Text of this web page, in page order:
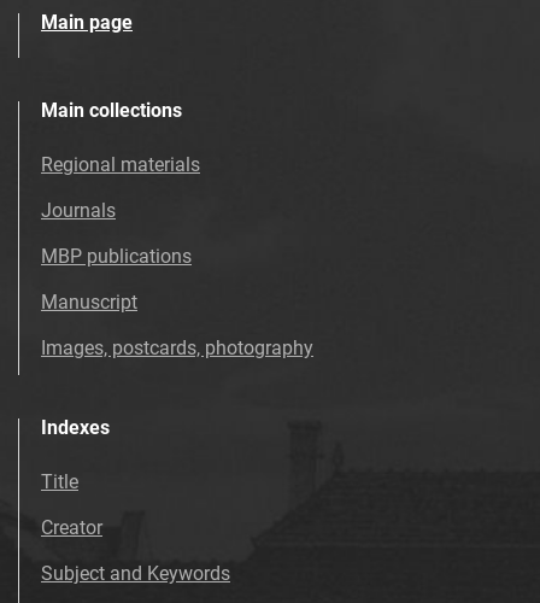
Main page
Main collections
Regional materials
Journals
MBP publications
Manuscript
Images, postcards, photography
Indexes
Title
Creator
Subject and Keywords